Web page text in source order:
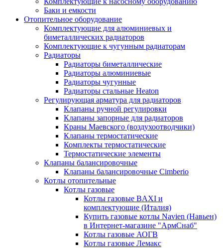
Баки и емкости
Отопительное оборудование
Комплектующие для алюминиевых и
биметаллических радиаторов
Комплектующие к чугунным радиаторам
Радиаторы
Радиаторы биметаллические
Радиаторы алюминиевые
Радиаторы чугунные
Радиаторы стальные Heaton
Регулирующая арматура для радиаторов
Клапаны ручной регулировки
Клапаны запорные для радиаторов
Краны Маевского (воздухоотводчики)
Клапаны термостатические
Комплекты термостатические
Термостатические элементы
Клапаны балансировочные
Клапаны балансировочные Cimberio
Котлы отопительные
Котлы газовые
Котлы газовые BAXI и
комплектующие (Италия)
Купить газовые котлы Navien (Навьен)
в Интернет-магазине "АрмСнаб"
Котлы газовые АОГВ
Котлы газовые Лемакс